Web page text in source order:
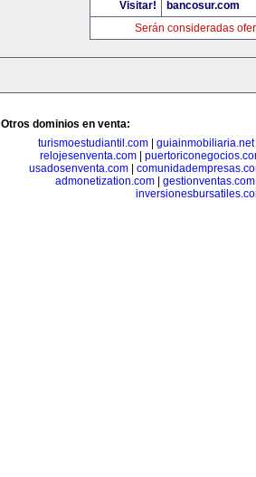
Visitar!
bancosur.com
Serán consideradas
Otros dominios en venta:
turismoestudiantil.com| guiainmobiliaria.net
relojesenventa.com|
usadosenventa.com|
admonetization.com| gestionventas.com